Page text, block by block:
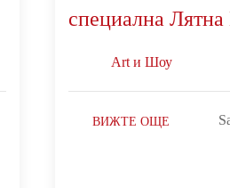
специална
Art и Шоу
ВИЖТЕ ОЩЕ